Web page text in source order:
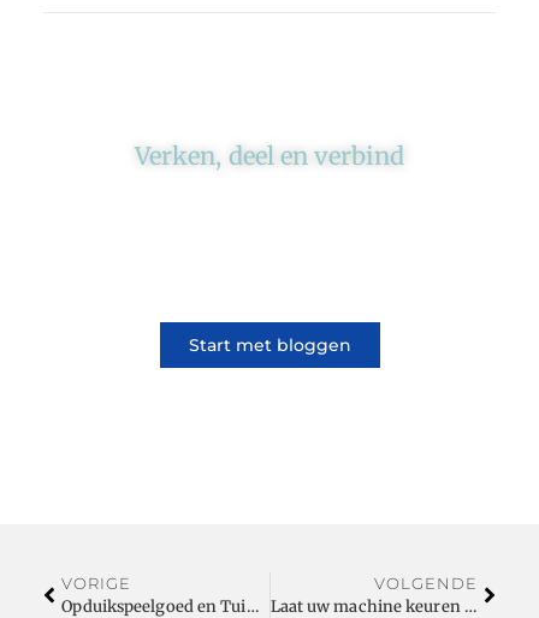
Verken, deel en verbind
Start met bloggen
VORIGE
Opduikspeelgoed en Tuinklompen: Twee Onmisbare Items voor een Vrolijke Tuin
VOLGENDE
Laat uw machine keuren bij een erkende Kubota-dealer